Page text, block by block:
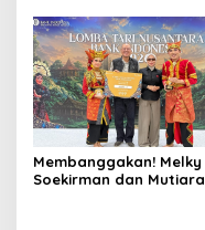
Membanggakan! Melky
Soekirman dan Mutiara